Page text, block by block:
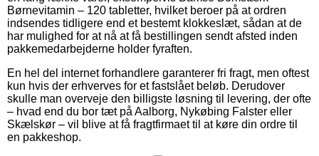
Børnevitamin – 120 tabletter, hvilket beroer på at ordren
indsendes tidligere end et bestemt klokkeslæt, sådan at de
har mulighed for at nå at få bestillingen sendt afsted inden
pakkemedarbejderne holder fyraften.
En hel del internet forhandlere garanterer fri fragt, men oftest
kun hvis der erhverves for et fastslået beløb. Derudover
skulle man overveje den billigste løsning til levering, der ofte
– hvad end du bor tæt på Aalborg, Nykøbing Falster eller
Skælskør – vil blive at få fragtfirmaet til at køre din ordre til
en pakkeshop.